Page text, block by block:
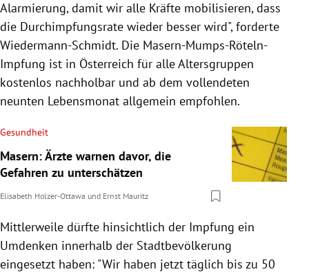
Alarmierung, damit wir alle Kräfte mobilisieren, dass
die Durchimpfungsrate wieder besser wird", forderte
Wiedermann-Schmidt. Die Masern-Mumps-Röteln-
Impfung ist in Österreich für alle Altersgruppen
kostenlos nachholbar und ab dem vollendeten
neunten Lebensmonat allgemein empfohlen.
Gesundheit
Masern: Ärzte warnen davor, die
Gefahren zu unterschätzen
Elisabeth Holzer-Ottawa und Ernst Mauritz
Mittlerweile dürfte hinsichtlich der Impfung ein
Umdenken innerhalb der Stadtbevölkerung
eingesetzt haben: "Wir haben jetzt täglich bis zu 50